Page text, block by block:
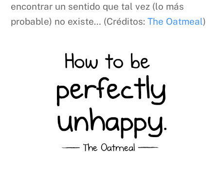
encontrar un sentido que tal vez (lo más
probable) no existe… (Créditos:The Oatmeal)